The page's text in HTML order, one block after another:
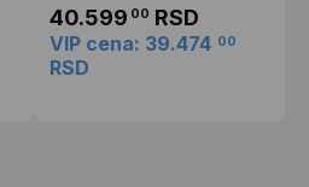
40.599 00 RSD
VIP cena: 39.474 00
RSD